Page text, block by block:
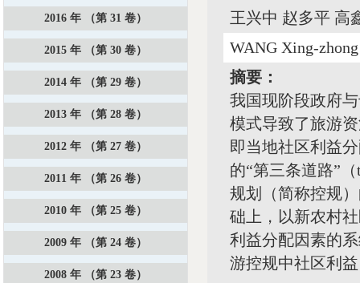
王兴中 赵多平 高
WANG Xing-
摘要：
我国现阶段政府
模式导致了旅游
即当地社区利益
的“第三条道路”
规划（简称控规
础上，以新农村
利益分配因素的
游控规中社区利
2016 年 （第 31 卷）
2015 年 （第 30 卷）
2014 年 （第 29 卷）
2013 年 （第 28 卷）
2012 年 （第 27 卷）
2011 年 （第 26 卷）
2010 年 （第 25 卷）
2009 年 （第 24 卷）
2008 年 （第 23 卷）